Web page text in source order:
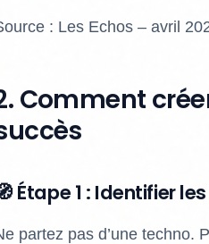
: Les Echos – avril
Comment
Étape 1 : Identifier
partez pas d’une techno.